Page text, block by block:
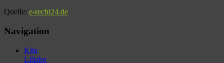
Quelle: e-recht24.de
Navigation
Kita
Lillabo